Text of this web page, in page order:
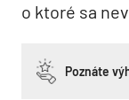
o ktoré sa
Poznáte